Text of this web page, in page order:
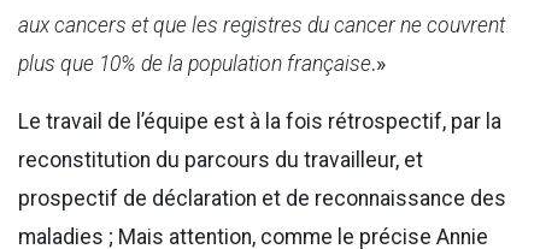
aux cancers et que les registres du cancer ne couvrent
plus que 10% de la population française.»
Le travail de l’équipe est à la fois rétrospectif, par la
reconstitution du parcours du travailleur, et
prospectif de déclaration et de reconnaissance des
maladies ; Mais attention, comme le précise Annie